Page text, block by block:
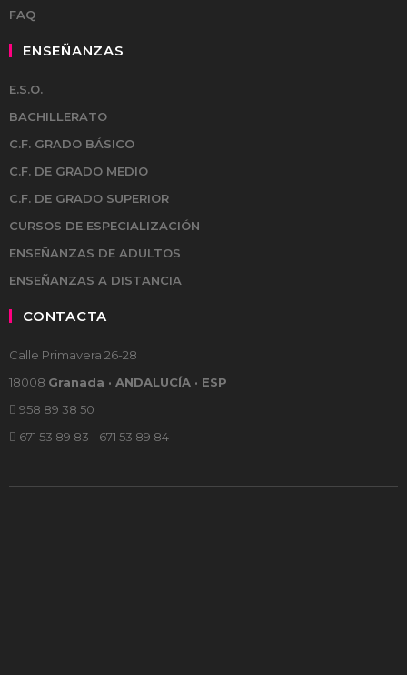
FAQ
ENSEÑANZAS
E.S.O.
BACHILLERATO
C.F. GRADO BÁSICO
C.F. DE GRADO MEDIO
C.F. DE GRADO SUPERIOR
CURSOS DE ESPECIALIZACIÓN
ENSEÑANZAS DE ADULTOS
ENSEÑANZAS A DISTANCIA
CONTACTA
Calle Primavera 26-28
18008 Granada · ANDALUCÍA · ESP
958 89 38 50
671 53 89 83 - 671 53 89 84